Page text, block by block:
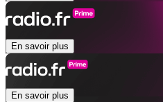
En savoir plus
En savoir plus